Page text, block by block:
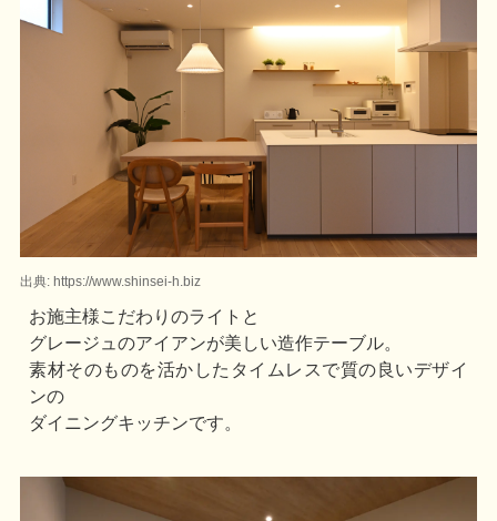
出典: https://www.shinsei-h.biz
お施主様こだわりのライトと
グレージュのアイアンが美しい造作テーブル。
素材そのものを活かしたタイムレスで質の良いデザイ
ンの
ダイニングキッチンです。